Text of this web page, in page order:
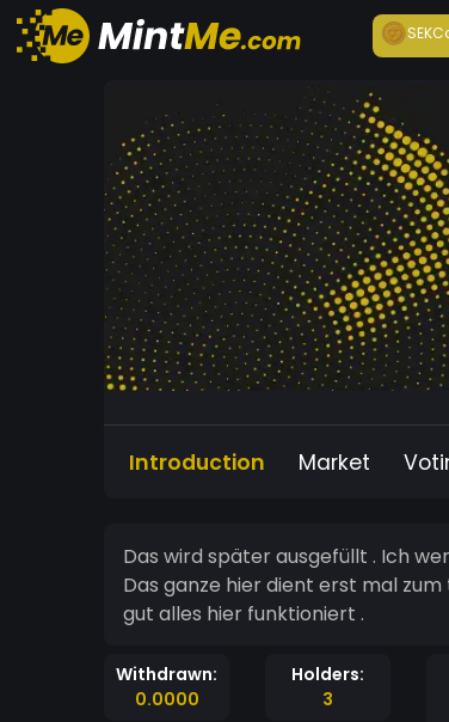
Introduction Market
Das wird später ausgefüllt . Ich
Das ganze hier dient erst mal zum testen und wird nach und nach umgebaut . Je nach dem wie
gut alles hier funktioniert .
Withdrawn:
0.0000
Holders:
3